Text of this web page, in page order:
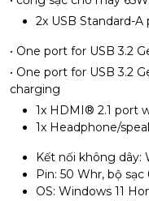
2x USB Standard-
• One port for USB 3.2
• One port for USB 3.2
charging
1x HDMI® 2.1 port
1x Headphone/
Kết nối không dây:
Pin: 50 Whr, bộ sạc
OS: Windows 11